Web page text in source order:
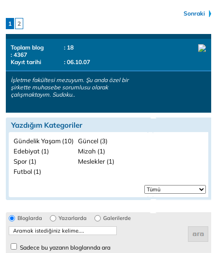
Sonraki
1
2
Toplam blog
: 18
: 4367
Kayıt tarihi
: 06.10.07
İşletme fakültesi mezuyum. Şu anda özel bir
şirkette muhasebe sorumlusu olarak
çalışmaktayım. Sudoku..
Yazdığım Kategoriler
Gündelik Yaşam (10)
Güncel (3)
Edebiyat (1)
Mizah (1)
Spor (1)
Meslekler (1)
Futbol (1)
Bloglarda Yazarlarda Galerilerde
Sadece bu yazarın bloglarında ara